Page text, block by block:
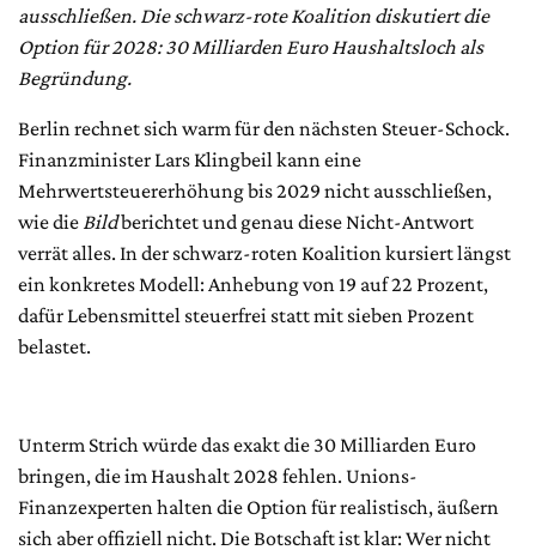
ausschließen. Die schwarz-rote Koalition diskutiert die
Option für 2028: 30 Milliarden Euro Haushaltsloch als
Begründung.
Berlin rechnet sich warm für den nächsten Steuer-Schock.
Finanzminister Lars Klingbeil kann eine
Mehrwertsteuererhöhung bis 2029 nicht ausschließen,
wie die Bildberichtet und genau diese Nicht-Antwort
verrät alles. In der schwarz-roten Koalition kursiert längst
ein konkretes Modell: Anhebung von 19 auf 22 Prozent,
dafür Lebensmittel steuerfrei statt mit sieben Prozent
belastet.
Unterm Strich würde das exakt die 30 Milliarden Euro
bringen, die im Haushalt 2028 fehlen. Unions-
Finanzexperten halten die Option für realistisch, äußern
sich aber offiziell nicht. Die Botschaft ist klar: Wer nicht